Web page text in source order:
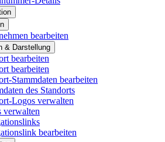
bearbeiten
& Darstellung
bearbeiten
bearbeiten
Stammdaten bearbeiten
des Standorts
Logos verwalten
verwalten
bearbeiten